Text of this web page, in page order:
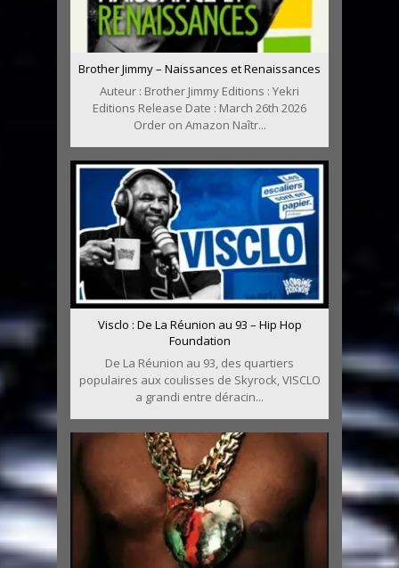
Brother Jimmy – Naissances et Renaissances
Auteur : Brother Jimmy Editions : Yekri
Editions Release Date : March 26th 2026
Order on Amazon Naîtr...
Visclo : De La Réunion au 93 – Hip Hop
Foundation
De La Réunion au 93, des quartiers
populaires aux coulisses de Skyrock, VISCLO
a grandi entre déracin...